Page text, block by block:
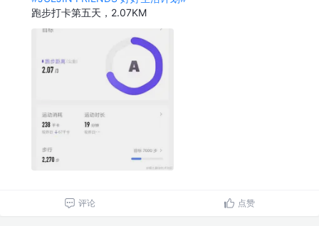
跑步打卡第五天，2.07KM
评论 点赞